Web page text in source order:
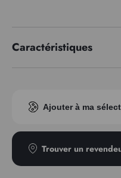
Caractéristiques
Indice pigmentaire
Type
Ajouter à ma
Trouver un